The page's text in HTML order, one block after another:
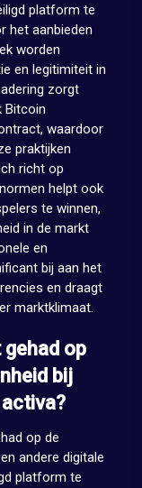
platform te
het aanbieden
worden
en legitimiteit in
zorgt
Bitcoin
waardoor
praktijken
richt op
helpt ook
te winnen,
in de markt
en
bij aan het
en draagt
marktklimaat.
op
bij
op de
andere digitale
platform te